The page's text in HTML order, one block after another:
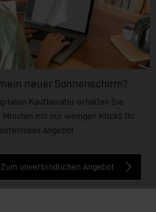
neuer Sonnenschirm?
Kaufberater erhalten Sie
Minuten mit nur wenigen Klicks Ihr
Angebot.
Zum unverbindlichen Angebot